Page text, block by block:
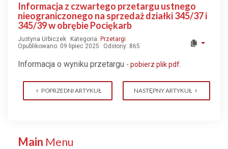
Informacja z czwartego przetargu ustnego
nieograniczonego na sprzedaż działki 345/37 i
345/39 w obrębie Pociękarb
Justyna Urbiczek Kategoria: Przetargi
Opublikowano: 09 lipiec 2025
Odsłony: 865
Informacja o wyniku przetargu - pobierz plik pdf.
POPRZEDNI ARTYKUŁ NASTĘPNY ARTYKUŁ
Main Menu